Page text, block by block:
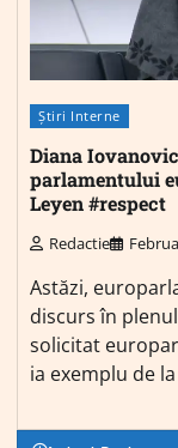
Știri Interne
Diana
parlamentului
Leyen #respect
Redactie
Astăzi,
discurs în
solicitat
ia exemplu de